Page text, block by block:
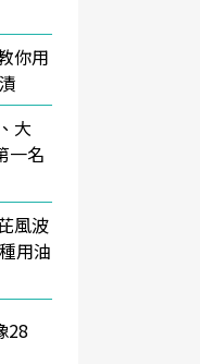
你用
大
一名
風波
用油
28